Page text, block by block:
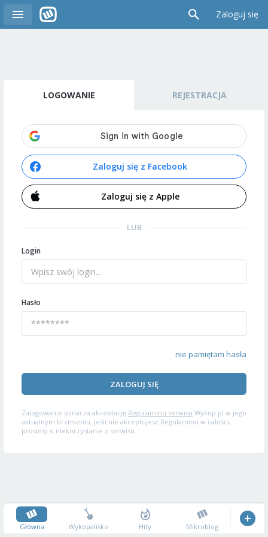
Zaloguj się
LOGOWANIE REJESTRACJA
Zaloguj się z Facebook
Zaloguj się z Apple
LUB
Login
Hasło
nie pamiętam hasła
ZALOGUJ SIĘ
Zalogowanie oznacza akceptację Regulaminu serwisu Wykop.pl w jego
aktualnym brzmieniu. Jeśli nie akceptujesz Regulaminu w całości,
prosimy o niekorzystanie z serwisu.
Główna Wykopalisko Hity Mikroblog